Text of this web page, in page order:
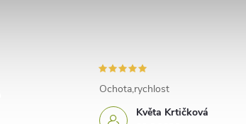
Květa Krtičková
Ochota,rychlost